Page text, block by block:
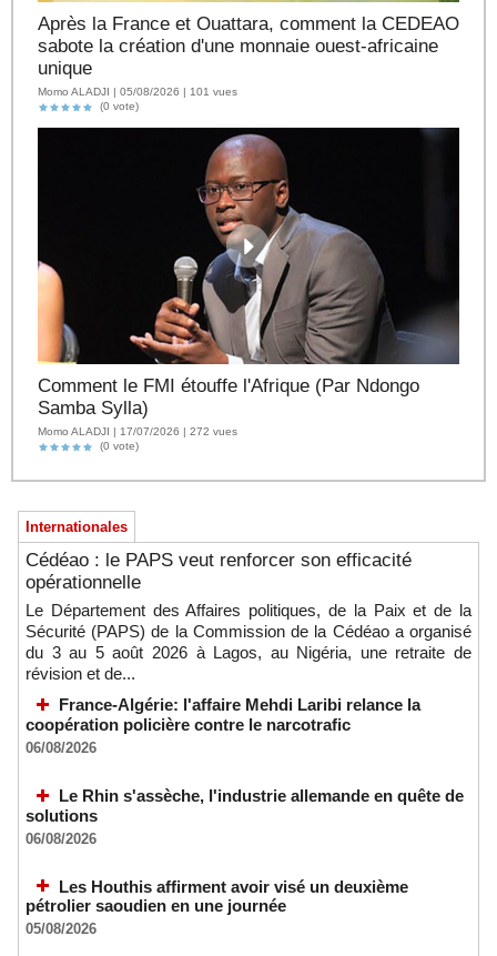
Après la France et Ouattara, comment la CEDEAO
sabote la création d'une monnaie ouest-africaine
unique
Momo ALADJI | 05/08/2026 | 101 vues
(0 vote)
Comment le FMI étouffe l'Afrique (Par Ndongo
Samba Sylla)
Momo ALADJI | 17/07/2026 | 272 vues
(0 vote)
Internationales
Cédéao : le PAPS veut renforcer son efficacité
opérationnelle
Le Département des Affaires politiques, de la Paix et de la
Sécurité (PAPS) de la Commission de la Cédéao a organisé
du 3 au 5 août 2026 à Lagos, au Nigéria, une retraite de
révision et de...
France-Algérie: l'affaire Mehdi Laribi relance la
coopération policière contre le narcotrafic
06/08/2026
Le Rhin s'assèche, l'industrie allemande en quête de
solutions
06/08/2026
Les Houthis affirment avoir visé un deuxième
pétrolier saoudien en une journée
05/08/2026